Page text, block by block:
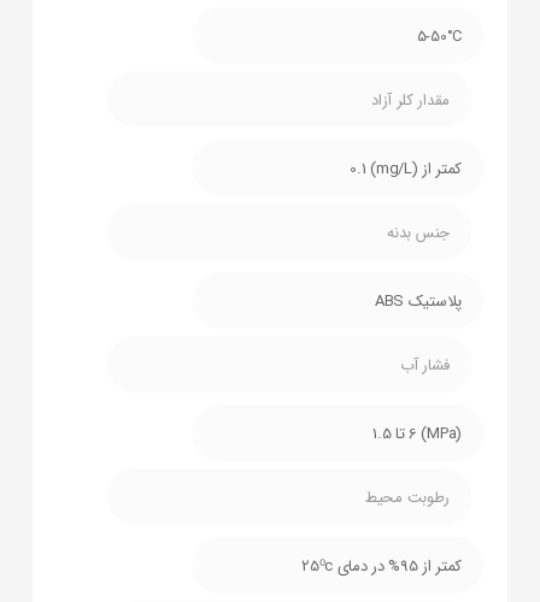
5-50°C
مقدار کلر آزاد
کمتر از (mg/L) 0.1
جنس بدنه
پلاستیک ABS
فشار آب
(MPa) 6 تا 1.5
رطوبت محیط
کمتر از 95% در دمای 25⁰c